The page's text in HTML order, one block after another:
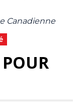
Canadienne